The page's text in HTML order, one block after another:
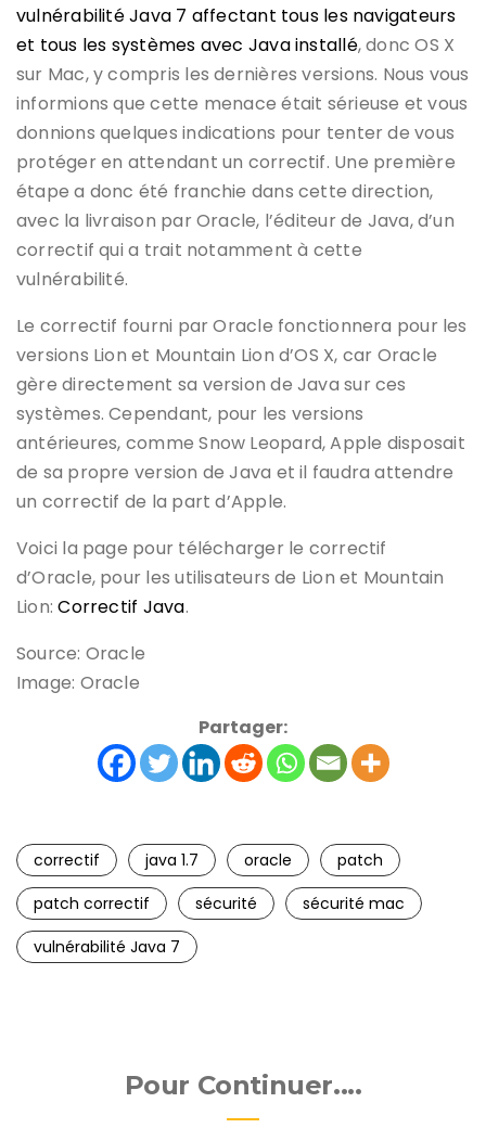
vulnérabilité Java 7 affectant tous les navigateurs
et tous les systèmes avec Java installé, donc OS X
sur Mac, y compris les dernières versions. Nous vous
informions que cette menace était sérieuse et vous
donnions quelques indications pour tenter de vous
protéger en attendant un correctif. Une première
étape a donc été franchie dans cette direction,
avec la livraison par Oracle, l’éditeur de Java, d’un
correctif qui a trait notamment à cette
vulnérabilité.
Le correctif fourni par Oracle fonctionnera pour les
versions Lion et Mountain Lion d’OS X, car Oracle
gère directement sa version de Java sur ces
systèmes. Cependant, pour les versions
antérieures, comme Snow Leopard, Apple disposait
de sa propre version de Java et il faudra attendre
un correctif de la part d’Apple.
Voici la page pour télécharger le correctif
d’Oracle, pour les utilisateurs de Lion et Mountain
Lion:Correctif Java.
Source: Oracle
Image: Oracle
Partager:
correctif java 1.7 oracle
patch
patch correctif
sécurité
sécurité mac
vulnérabilité Java 7
Pour Continuer....